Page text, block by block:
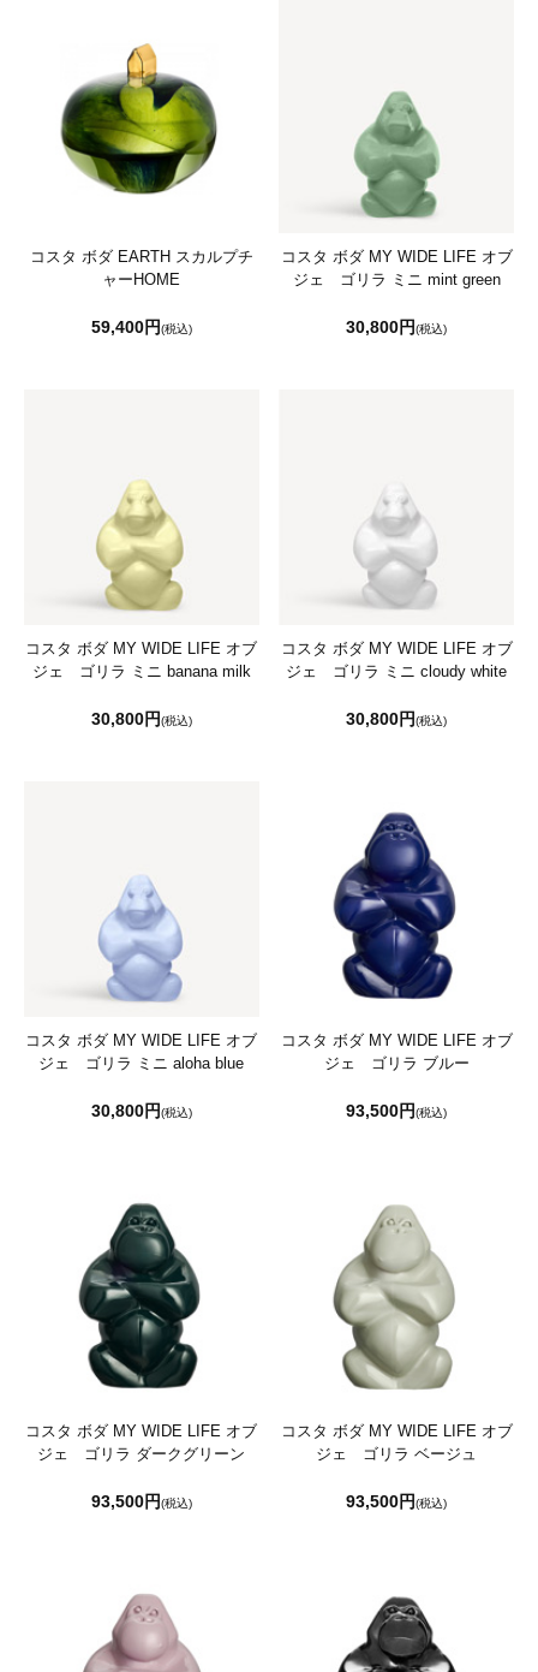
コスタ ボダ EARTH スカルプチ
ャーHOME
59,400円(税込)
コスタ ボダ MY WIDE LIFE オブ
ジェ ゴリラ ミニ mint green
30,800円(税込)
コスタ ボダ MY WIDE LIFE オブ
ジェ ゴリラ ミニ banana milk
30,800円(税込)
コスタ ボダ MY WIDE LIFE オブ
ジェ ゴリラ ミニ cloudy white
30,800円(税込)
コスタ ボダ MY WIDE LIFE オブ
ジェ ゴリラ ミニ aloha blue
30,800円(税込)
コスタ ボダ MY WIDE LIFE オブ
ジェ ゴリラ ブルー
93,500円(税込)
コスタ ボダ MY WIDE LIFE オブ
ジェ ゴリラ ダークグリーン
93,500円(税込)
コスタ ボダ MY WIDE LIFE オブ
ジェ ゴリラ ベージュ
93,500円(税込)